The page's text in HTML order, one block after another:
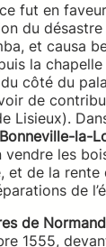
fut en
du
et causa
la
côté du
de
Lisieux).
Bonneville-la-
vendre les
et de la
de
de
1555,